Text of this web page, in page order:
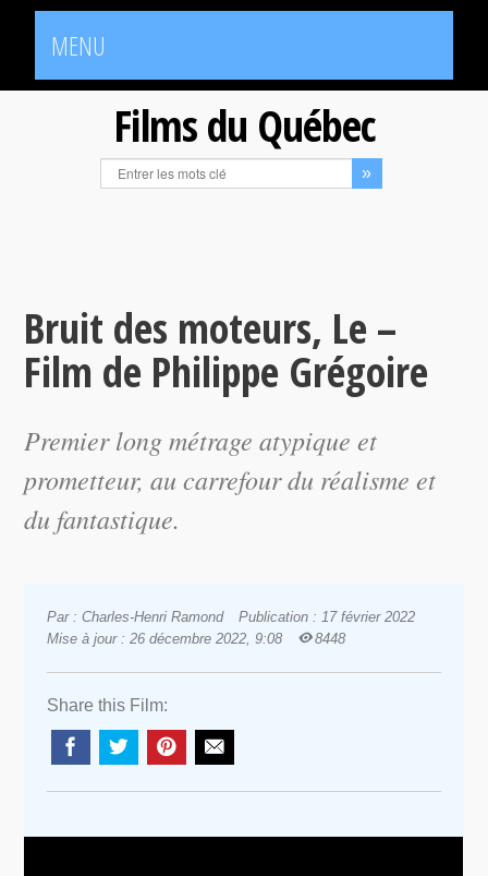
MENU
Films du Québec
Bruit des moteurs, Le –
Film de Philippe Grégoire
Premier long métrage atypique et
prometteur, au carrefour du réalisme et
du fantastique.
Par : Charles-Henri Ramond
Publication : 17 février 2022
Mise à jour : 26 décembre 2022, 9:08
8448
Share this Film: